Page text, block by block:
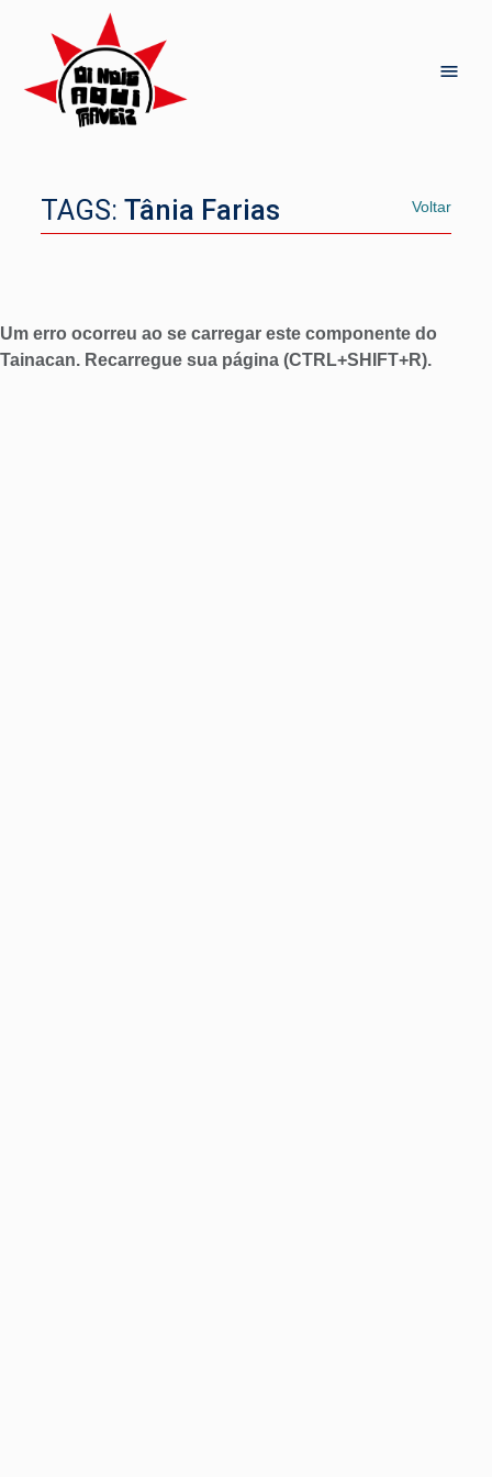
TAGS:Tânia Farias Voltar
Um erro ocorreu ao se carregar este componente do
Tainacan. Recarregue sua página (CTRL+SHIFT+R).